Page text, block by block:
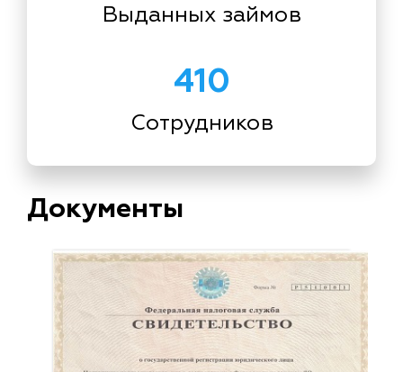
Выданных займов
410
Сотрудников
Документы